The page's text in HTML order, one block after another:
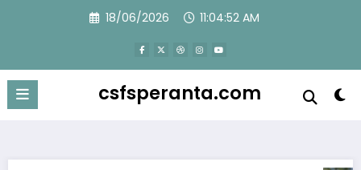
18/06/2026 11:04:53 AM
csfsperanta.com